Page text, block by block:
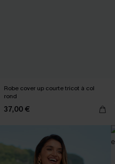
Robe cover up courte tricot à col
rond
37,00 €